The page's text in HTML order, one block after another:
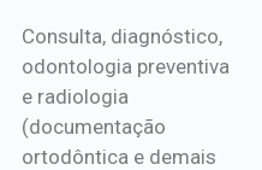
Consulta, diagnóstico,
odontologia preventiva
e radiologia
(documentação
ortodôntica e demais